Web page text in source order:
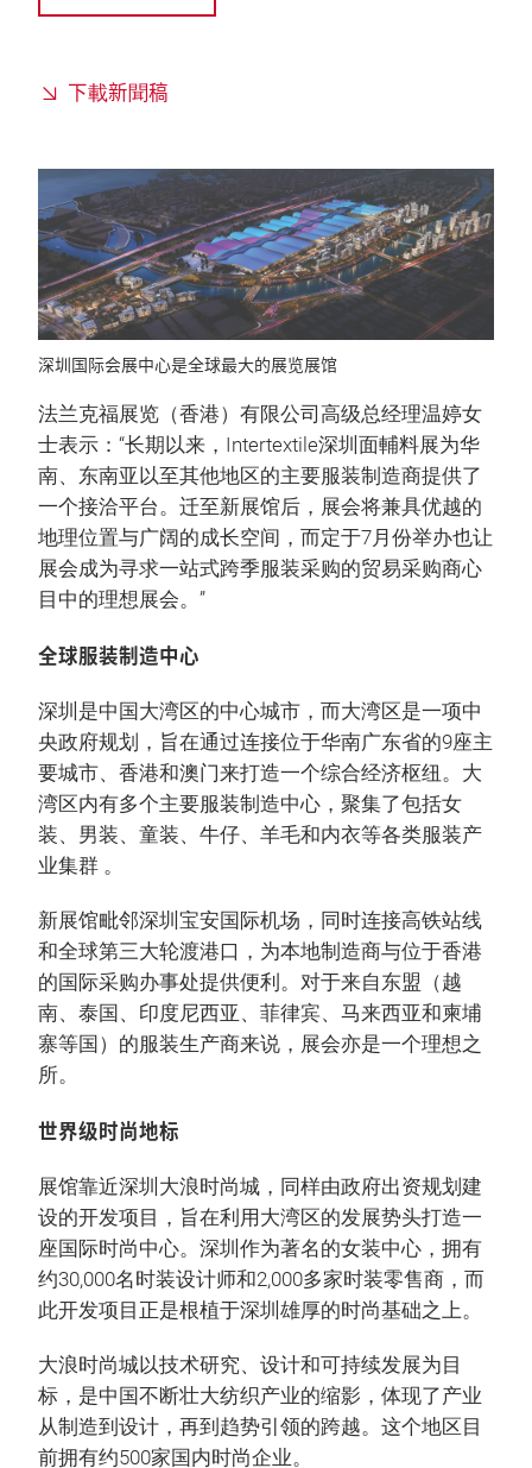
下載新聞稿
深圳国际会展中心是全球最大的展览展馆
法兰克福展览（香港）有限公司高级总经理温婷女
士表示：“长期以来，Intertextile深圳面輔料展为华
南、东南亚以至其他地区的主要服装制造商提供了
一个接洽平台。迁至新展馆后，展会将兼具优越的
地理位置与广阔的成长空间，而定于7月份举办也让
展会成为寻求一站式跨季服装采购的贸易采购商心
目中的理想展会。”
全球服装制造中心
深圳是中国大湾区的中心城市，而大湾区是一项中
央政府规划，旨在通过连接位于华南广东省的9座主
要城市、香港和澳门来打造一个综合经济枢纽。大
湾区内有多个主要服装制造中心，聚集了包括女
装、男装、童装、牛仔、羊毛和内衣等各类服装产
业集群 。
新展馆毗邻深圳宝安国际机场，同时连接高铁站线
和全球第三大轮渡港口，为本地制造商与位于香港
的国际采购办事处提供便利。对于来自东盟（越
南、泰国、印度尼西亚、菲律宾、马来西亚和柬埔
寨等国）的服装生产商来说，展会亦是一个理想之
所。
世界级时尚地标
展馆靠近深圳大浪时尚城，同样由政府出资规划建
设的开发项目，旨在利用大湾区的发展势头打造一
座国际时尚中心。深圳作为著名的女装中心，拥有
约30,000名时装设计师和2,000多家时装零售商，而
此开发项目正是根植于深圳雄厚的时尚基础之上。
大浪时尚城以技术研究、设计和可持续发展为目
标，是中国不断壮大纺织产业的缩影，体现了产业
从制造到设计，再到趋势引领的跨越。这个地区目
前拥有约500家国内时尚企业。